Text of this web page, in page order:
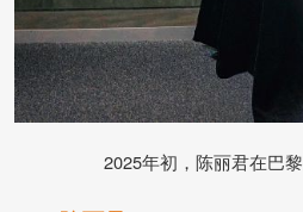
2025年初，陈丽君在巴黎